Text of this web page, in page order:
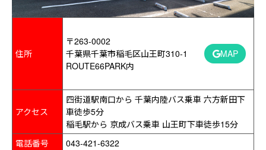
住所
〒263-0002
千葉県千葉市稲毛区山王町310-1
ROUTE66PARK内
MAP
アクセス
四街道駅南口から 千葉内陸バス乗車 六方新田下
車徒歩5分
稲毛駅から 京成バス乗車 山王町下車徒歩15分
電話番号
043-421-6322